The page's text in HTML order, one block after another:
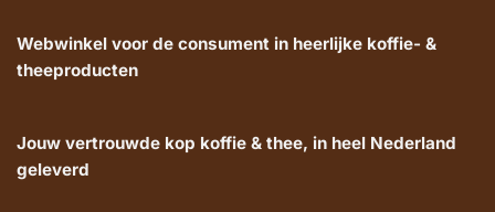
Webwinkel voor de consument in heerlijke koffie- &
theeproducten
Jouw vertrouwde kop koffie & thee, in heel Nederland
geleverd